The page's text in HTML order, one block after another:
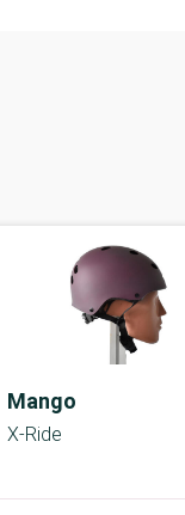
Mango
X-Ride